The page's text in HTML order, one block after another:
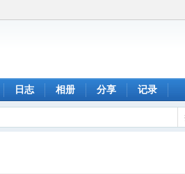
日志 相册 分享 记录